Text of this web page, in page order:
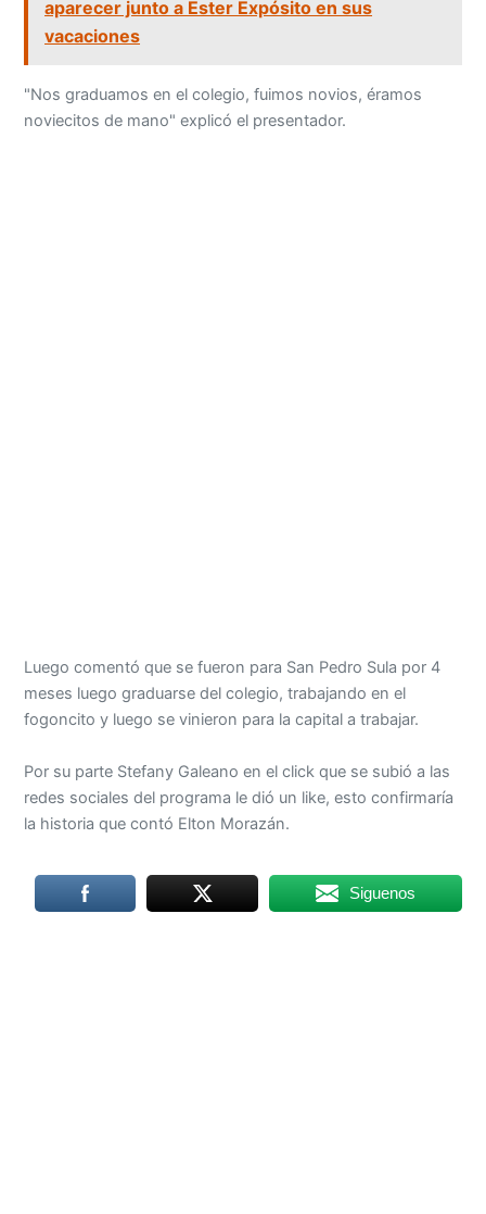
aparecer junto a Ester Expósito en sus
vacaciones
"Nos graduamos en el colegio, fuimos novios, éramos
noviecitos de mano" explicó el presentador.
Luego comentó que se fueron para San Pedro Sula por 4
meses luego graduarse del colegio, trabajando en el
fogoncito y luego se vinieron para la capital a trabajar.
Por su parte Stefany Galeano en el click que se subió a las
redes sociales del programa le dió un like, esto confirmaría
la historia que contó Elton Morazán.
Siguenos